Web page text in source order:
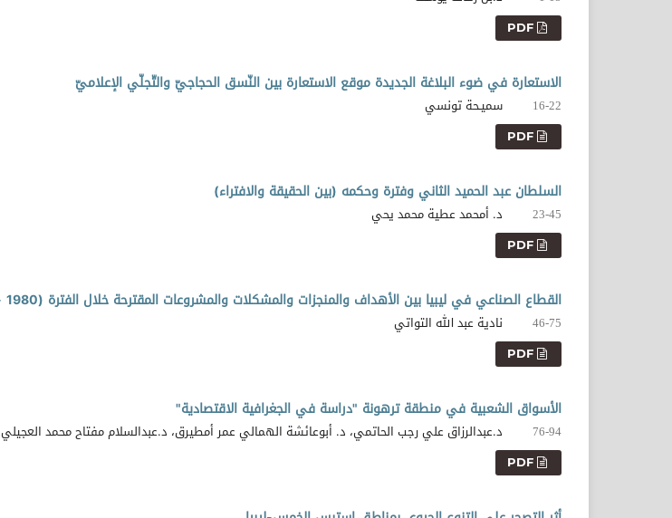
PDF
الاستعارة في ضوء البلاغة الجديدة موقع الاستعارة بين النّسق الحجاجيّ والتّجلّي الإعلاميّ
سميـحة تونسي 16-22
PDF
السلطان عبد الحميد الثاني وفترة وحكمه (بين الحقيقة والافتراء)
د. أمحمد عطية محمد يحي 23-45
PDF
القطاع الصناعي في ليبيا بين الأهداف والمنجزات والمشكلات والمشروعات المقترحة خلال الفترة (1980 - 2012)
نادية عبد الله التواتي 46-75
PDF
الأسواق الشعبية في منطقة ترهونة "دراسة في الجغرافية الاقتصادية"
د.عبدالرزاق علي رجب الحاتمي، د. أبوعائشة الهمالي عمر أمطيرق، د.عبدالسلام مفتاح محمد العجيلي 76-94
PDF